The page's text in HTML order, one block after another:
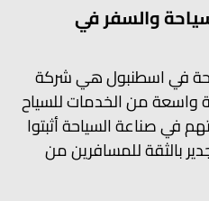
والسفر في
في اسطنبول هي شركة
واسعة من الخدمات للسياح
في صناعة السياحة أثبتوا
بالثقة للمسافرين من